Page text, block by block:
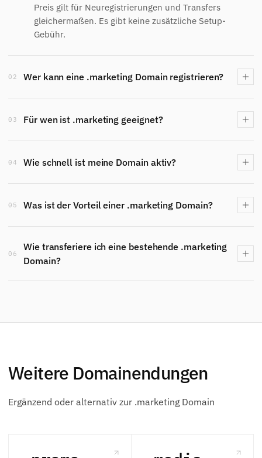
Preis gilt für Neuregistrierungen und Transfers
gleichermaßen. Es gibt keine zusätzliche Setup-
Gebühr.
02 Wer kann eine .marketing Domain registrieren?
03 Für wen ist .marketing geeignet?
04 Wie schnell ist meine Domain aktiv?
05 Was ist der Vorteil einer .marketing Domain?
06
Wie transferiere ich eine bestehende .marketing
Domain?
Weitere Domainendungen
Ergänzend oder alternativ zur .marketing Domain